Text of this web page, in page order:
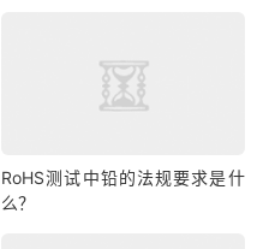
RoHS测试中铅的法规要求是什
么？